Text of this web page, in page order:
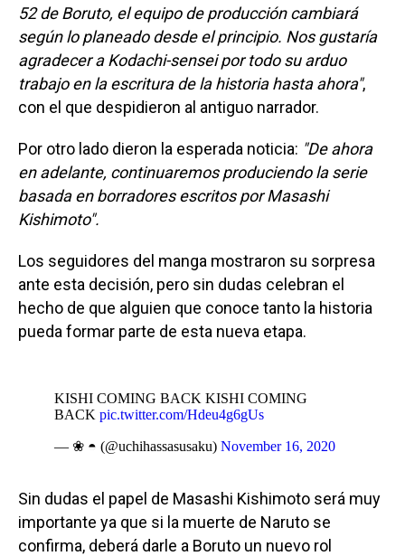
52 de Boruto, el equipo de producción cambiará
según lo planeado desde el principio. Nos gustaría
agradecer a Kodachi-sensei por todo su arduo
trabajo en la escritura de la historia hasta ahora",
con el que despidieron al antiguo narrador.
Por otro lado dieron la esperada noticia: "De ahora
en adelante, continuaremos produciendo la serie
basada en borradores escritos por Masashi
Kishimoto".
Los seguidores del manga mostraron su sorpresa
ante esta decisión, pero sin dudas celebran el
hecho de que alguien que conoce tanto la historia
pueda formar parte de esta nueva etapa.
KISHI COMING BACK KISHI COMING
BACK pic.twitter.com/Hdeu4g6gUs
— ❀ ◓ (@uchihassasusaku) November 16, 2020
Sin dudas el papel de Masashi Kishimoto será muy
importante ya que si la muerte de Naruto se
confirma, deberá darle a Boruto un nuevo rol